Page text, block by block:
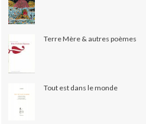
Terre Mère & autres poèmes
Tout est dans le monde